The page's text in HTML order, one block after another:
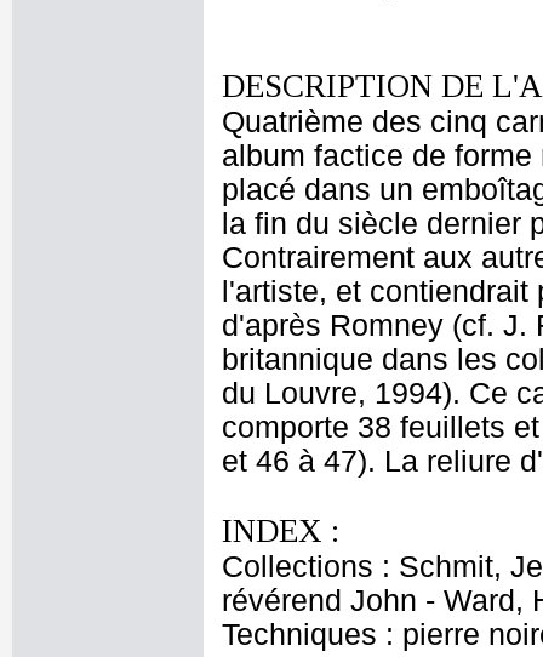
DESCRIPTION DE
Quatrième des cinq
album factice de
placé dans un
la fin du siècle dernier
Contrairement aux
l'artiste, et
d'après Romney (cf. J.
britannique dans les
du Louvre, 1994). Ce
comporte 38 feuillets
et 46 à 47). La reliure
INDEX :
Collections : Schmit,
révérend John - Ward,
Techniques : pierre